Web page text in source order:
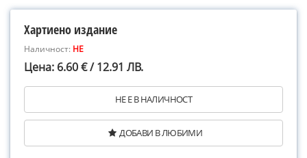
Хартиено издание
Наличност: НЕ
Цена: 6.60 € / 12.91 ЛВ.
НЕ Е В НАЛИЧНОСТ
ДОБАВИ В ЛЮБИМИ